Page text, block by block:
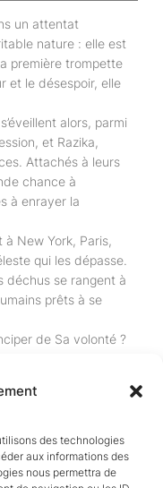
des technologies
aux informations des
nous permettra de
un attentat
nature : elle est
première trompette
et le désespoir, elle
alors, parmi
et Razika,
Attachés à leurs
chance à
à enrayer la
New York, Paris,
qui les dépasse.
déchus se rangent à
prêts à se
de Sa volonté ?
le pays d’Oz et
de passer plus
Elle y parvint sans